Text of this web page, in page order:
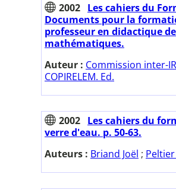
2002 Les cahiers du
Documents pour la
professeur en didactique
mathématiques.
Auteur : Commission inter-
COPIRELEM. Ed.
2002 Les cahiers du
verre d'eau. p. 50-63.
Auteurs : Briand Joël ;